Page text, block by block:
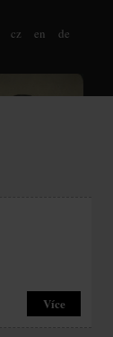
cz en de
Více